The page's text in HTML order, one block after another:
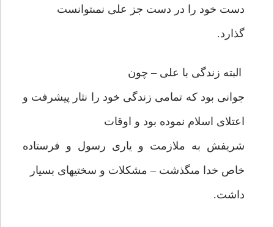
دست خود را در دست جز على نمى‏توانست
گذارد.
البته زندگى با على – چون
جوانى بود كه تمامى زندگى خود را نثار پيشرفت و
اعتلاى اسلام نموده بود و اوقات
شريفش به ملازمت و يارى رسول و فرستاده
خاص خدا مى‏گذشت – مشكلات و سختيهاى بسيار
داشت.